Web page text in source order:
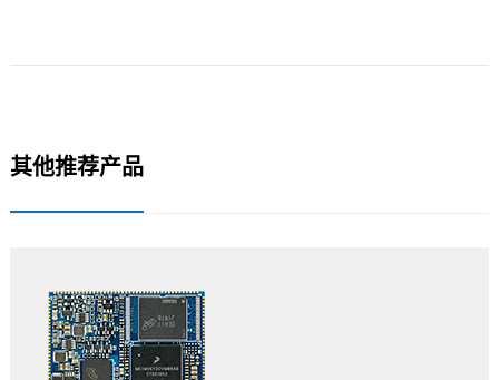
其他推荐产品